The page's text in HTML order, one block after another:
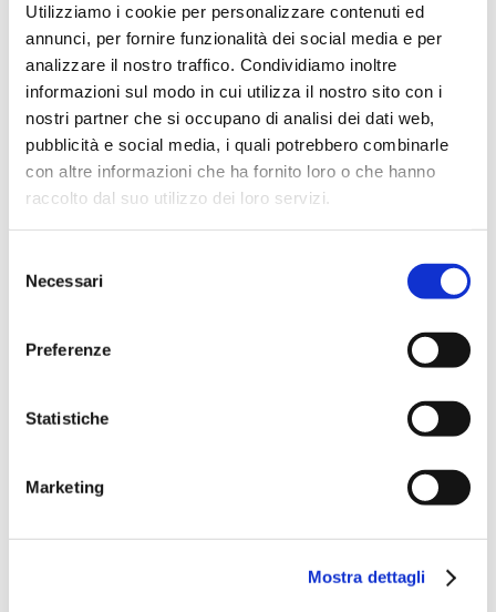
Utilizziamo i cookie per personalizzare contenuti ed
annunci, per fornire funzionalità dei social media e per
analizzare il nostro traffico. Condividiamo inoltre
informazioni sul modo in cui utilizza il nostro sito con i
nostri partner che si occupano di analisi dei dati web,
pubblicità e social media, i quali potrebbero combinarle
con altre informazioni che ha fornito loro o che hanno
raccolto dal suo utilizzo dei loro servizi.
delNecessari
Preferenze
Statistiche
Marketing
Mostra dettagli